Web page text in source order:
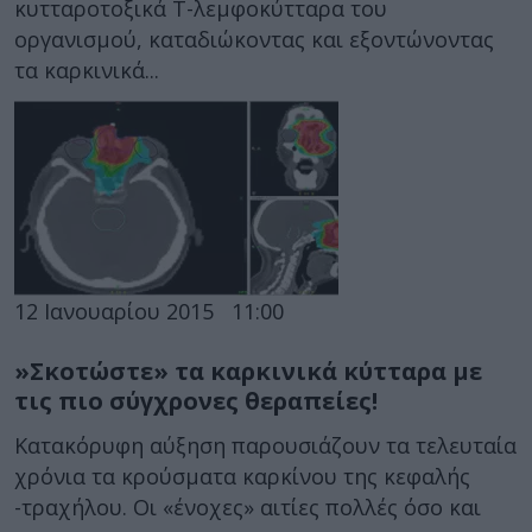
κυτταροτοξικά Τ-λεμφοκύτταρα του
οργανισμού, καταδιώκοντας και εξοντώνοντας
τα καρκινικά...
12 Ιανουαρίου 2015 11:00
»Σκοτώστε» τα καρκινικά κύτταρα με
τις πιο σύγχρονες θεραπείες!
Κατακόρυφη αύξηση παρουσιάζουν τα τελευταία
χρόνια τα κρούσματα καρκίνου της κεφαλής
-τραχήλου. Οι «ένοχες» αιτίες πολλές όσο και